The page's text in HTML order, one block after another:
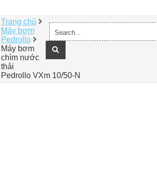
Search
for:
Trang chủ
Máy bơm
Pedrollo
Máy bơm
chìm nước
thải
Pedrollo VXm 10/50-N